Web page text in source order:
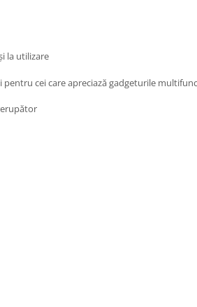
la utilizare
cei care apreciază gadgeturile